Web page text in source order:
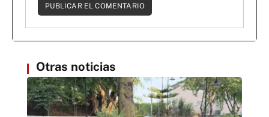
Otras noticias